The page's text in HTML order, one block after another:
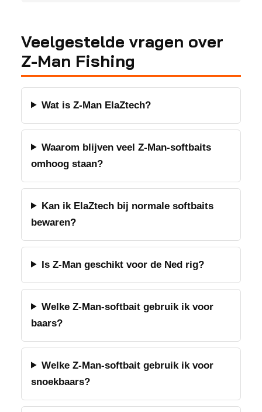
Veelgestelde vragen over
Z-Man Fishing
Wat is Z-Man ElaZtech?
Waarom blijven veel Z-Man-softbaits
omhoog staan?
Kan ik ElaZtech bij normale softbaits
bewaren?
Is Z-Man geschikt voor de Ned rig?
Welke Z-Man-softbait gebruik ik voor
baars?
Welke Z-Man-softbait gebruik ik voor
snoekbaars?